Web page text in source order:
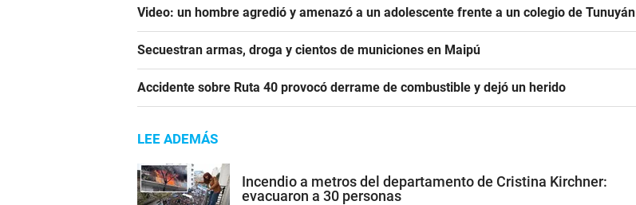
Video: un hombre agredió y amenazó a un adolescente frente a un colegio de Tunuyán
Secuestran armas, droga y cientos de municiones en Maipú
Accidente sobre Ruta 40 provocó derrame de combustible y dejó un herido
LEE ADEMÁS
Incendio a metros del departamento de Cristina Kirchner:
evacuaron a 30 personas